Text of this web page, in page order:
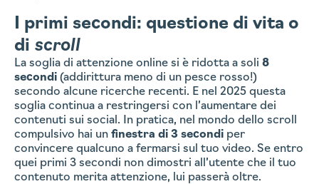
I primi secondi: questione di vita o
di scroll
La soglia di attenzione online si è ridotta a soli 8
secondi(addirittura meno di un pesce rosso!)
secondo alcune ricerche recenti. E nel 2025 questa
soglia continua a restringersi con l’aumentare dei
contenuti sui social. In pratica, nel mondo dello scroll
compulsivo hai unfinestra di 3 secondi per
convincere qualcuno a fermarsi sul tuo video. Se entro
quei primi 3 secondi non dimostri all’utente che il tuo
contenuto merita attenzione, lui passerà oltre.